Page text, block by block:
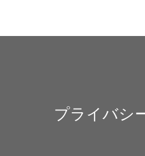
プライバシ